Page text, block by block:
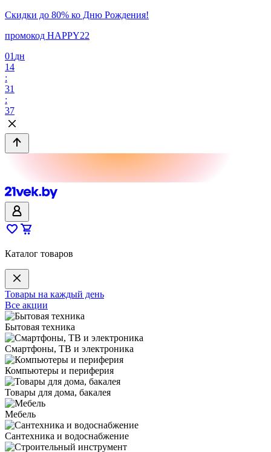
Скидки до 80% ко Дню Рождения!
промокод HAPPY22
01 дн
14
:
31
:
37
Каталог товаров
Товары на каждый день
Все акции
Бытовая техника
Смартфоны, ТВ и электроника
Компьютеры и периферия
Товары для дома, бакалея
Мебель
Сантехника и водоснабжение